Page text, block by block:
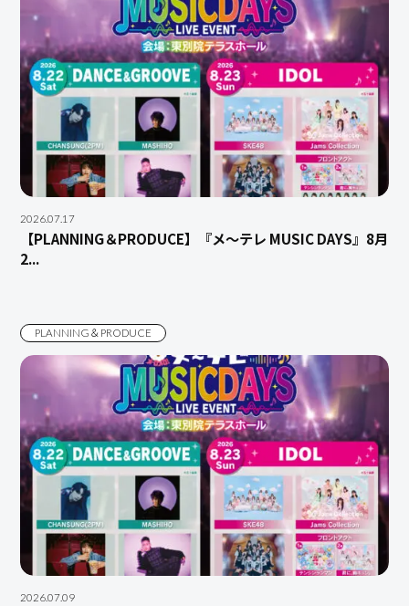
2026.07.17
【PLANNING＆PRODUCE】『メ～テレ MUSIC DAYS』8月
2...
PLANNING＆PRODUCE
2026.07.09